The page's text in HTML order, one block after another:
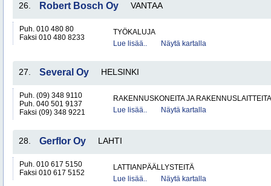
26. Robert Bosch Oy VANTAA
Puh. 010 480 80
Faksi 010 480 8233
TYÖKALUJA
Lue lisää..
Näytä kartalla
27. Several Oy HELSINKI
Puh. (09) 348 9110
Puh. 040 501 9137
Faksi (09) 348 9221
RAKENNUSKONEITA JA RAKENNUSLAITTEITA
Lue lisää..
Näytä kartalla
28. Gerflor Oy LAHTI
Puh. 010 617 5150
Faksi 010 617 5152
LATTIANPÄÄLLYSTEITÄ
Lue lisää..
Näytä kartalla